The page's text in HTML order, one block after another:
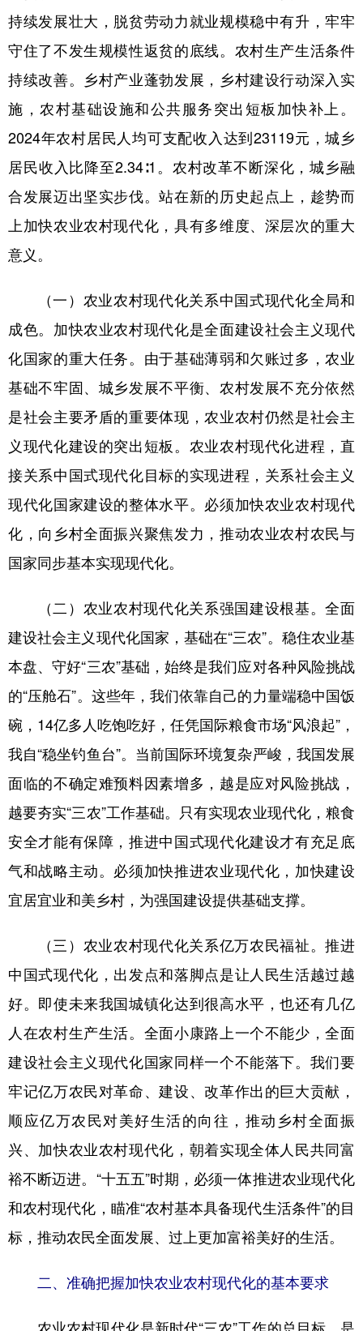
新疆 内蒙古 黑龙江
多语种频道
English Español Français عربى
Русский язык 日本語 한국어
持续发展壮大，脱贫劳动力就业规模稳中有升，牢牢
守住了不发生规模性返贫的底线。农村生产生活条件
持续改善。乡村产业蓬勃发展，乡村建设行动深入实
施，农村基础设施和公共服务突出短板加快补上。
2024年农村居民人均可支配收入达到23119元，城乡
居民收入比降至2.34∶1。农村改革不断深化，城乡融
合发展迈出坚实步伐。站在新的历史起点上，趁势而
上加快农业农村现代化，具有多维度、深层次的重大
意义。
（一）农业农村现代化关系中国式现代化全局和
成色。加快农业农村现代化是全面建设社会主义现代
化国家的重大任务。由于基础薄弱和欠账过多，农业
基础不牢固、城乡发展不平衡、农村发展不充分依然
是社会主要矛盾的重要体现，农业农村仍然是社会主
义现代化建设的突出短板。农业农村现代化进程，直
接关系中国式现代化目标的实现进程，关系社会主义
现代化国家建设的整体水平。必须加快农业农村现代
化，向乡村全面振兴聚焦发力，推动农业农村农民与
国家同步基本实现现代化。
（二）农业农村现代化关系强国建设根基。全面
建设社会主义现代化国家，基础在“三农”。稳住农业基
本盘、守好“三农”基础，始终是我们应对各种风险挑战
的“压舱石”。这些年，我们依靠自己的力量端稳中国饭
碗，14亿多人吃饱吃好，任凭国际粮食市场“风浪起”，
我自“稳坐钓鱼台”。当前国际环境复杂严峻，我国发展
面临的不确定难预料因素增多，越是应对风险挑战，
越要夯实“三农”工作基础。只有实现农业现代化，粮食
安全才能有保障，推进中国式现代化建设才有充足底
气和战略主动。必须加快推进农业现代化，加快建设
宜居宜业和美乡村，为强国建设提供基础支撑。
（三）农业农村现代化关系亿万农民福祉。推进
中国式现代化，出发点和落脚点是让人民生活越过越
好。即使未来我国城镇化达到很高水平，也还有几亿
人在农村生产生活。全面小康路上一个不能少，全面
建设社会主义现代化国家同样一个不能落下。我们要
牢记亿万农民对革命、建设、改革作出的巨大贡献，
顺应亿万农民对美好生活的向往，推动乡村全面振
兴、加快农业农村现代化，朝着实现全体人民共同富
裕不断迈进。“十五五”时期，必须一体推进农业现代化
和农村现代化，瞄准“农村基本具备现代生活条件”的目
标，推动农民全面发展、过上更加富裕美好的生活。
二、准确把握加快农业农村现代化的基本要求
农业农村现代化是新时代“三农”工作的总目标，是